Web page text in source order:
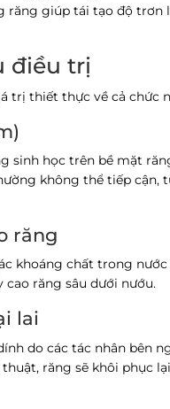
giúp tái tạo độ trơn
điều trị
trị thiết thực về cả chức
sinh học trên bề mặt
không thể tiếp cận,
răng
khoáng chất trong
răng sâu dưới nướu.
lai
do các tác nhân bên
răng sẽ khôi phục